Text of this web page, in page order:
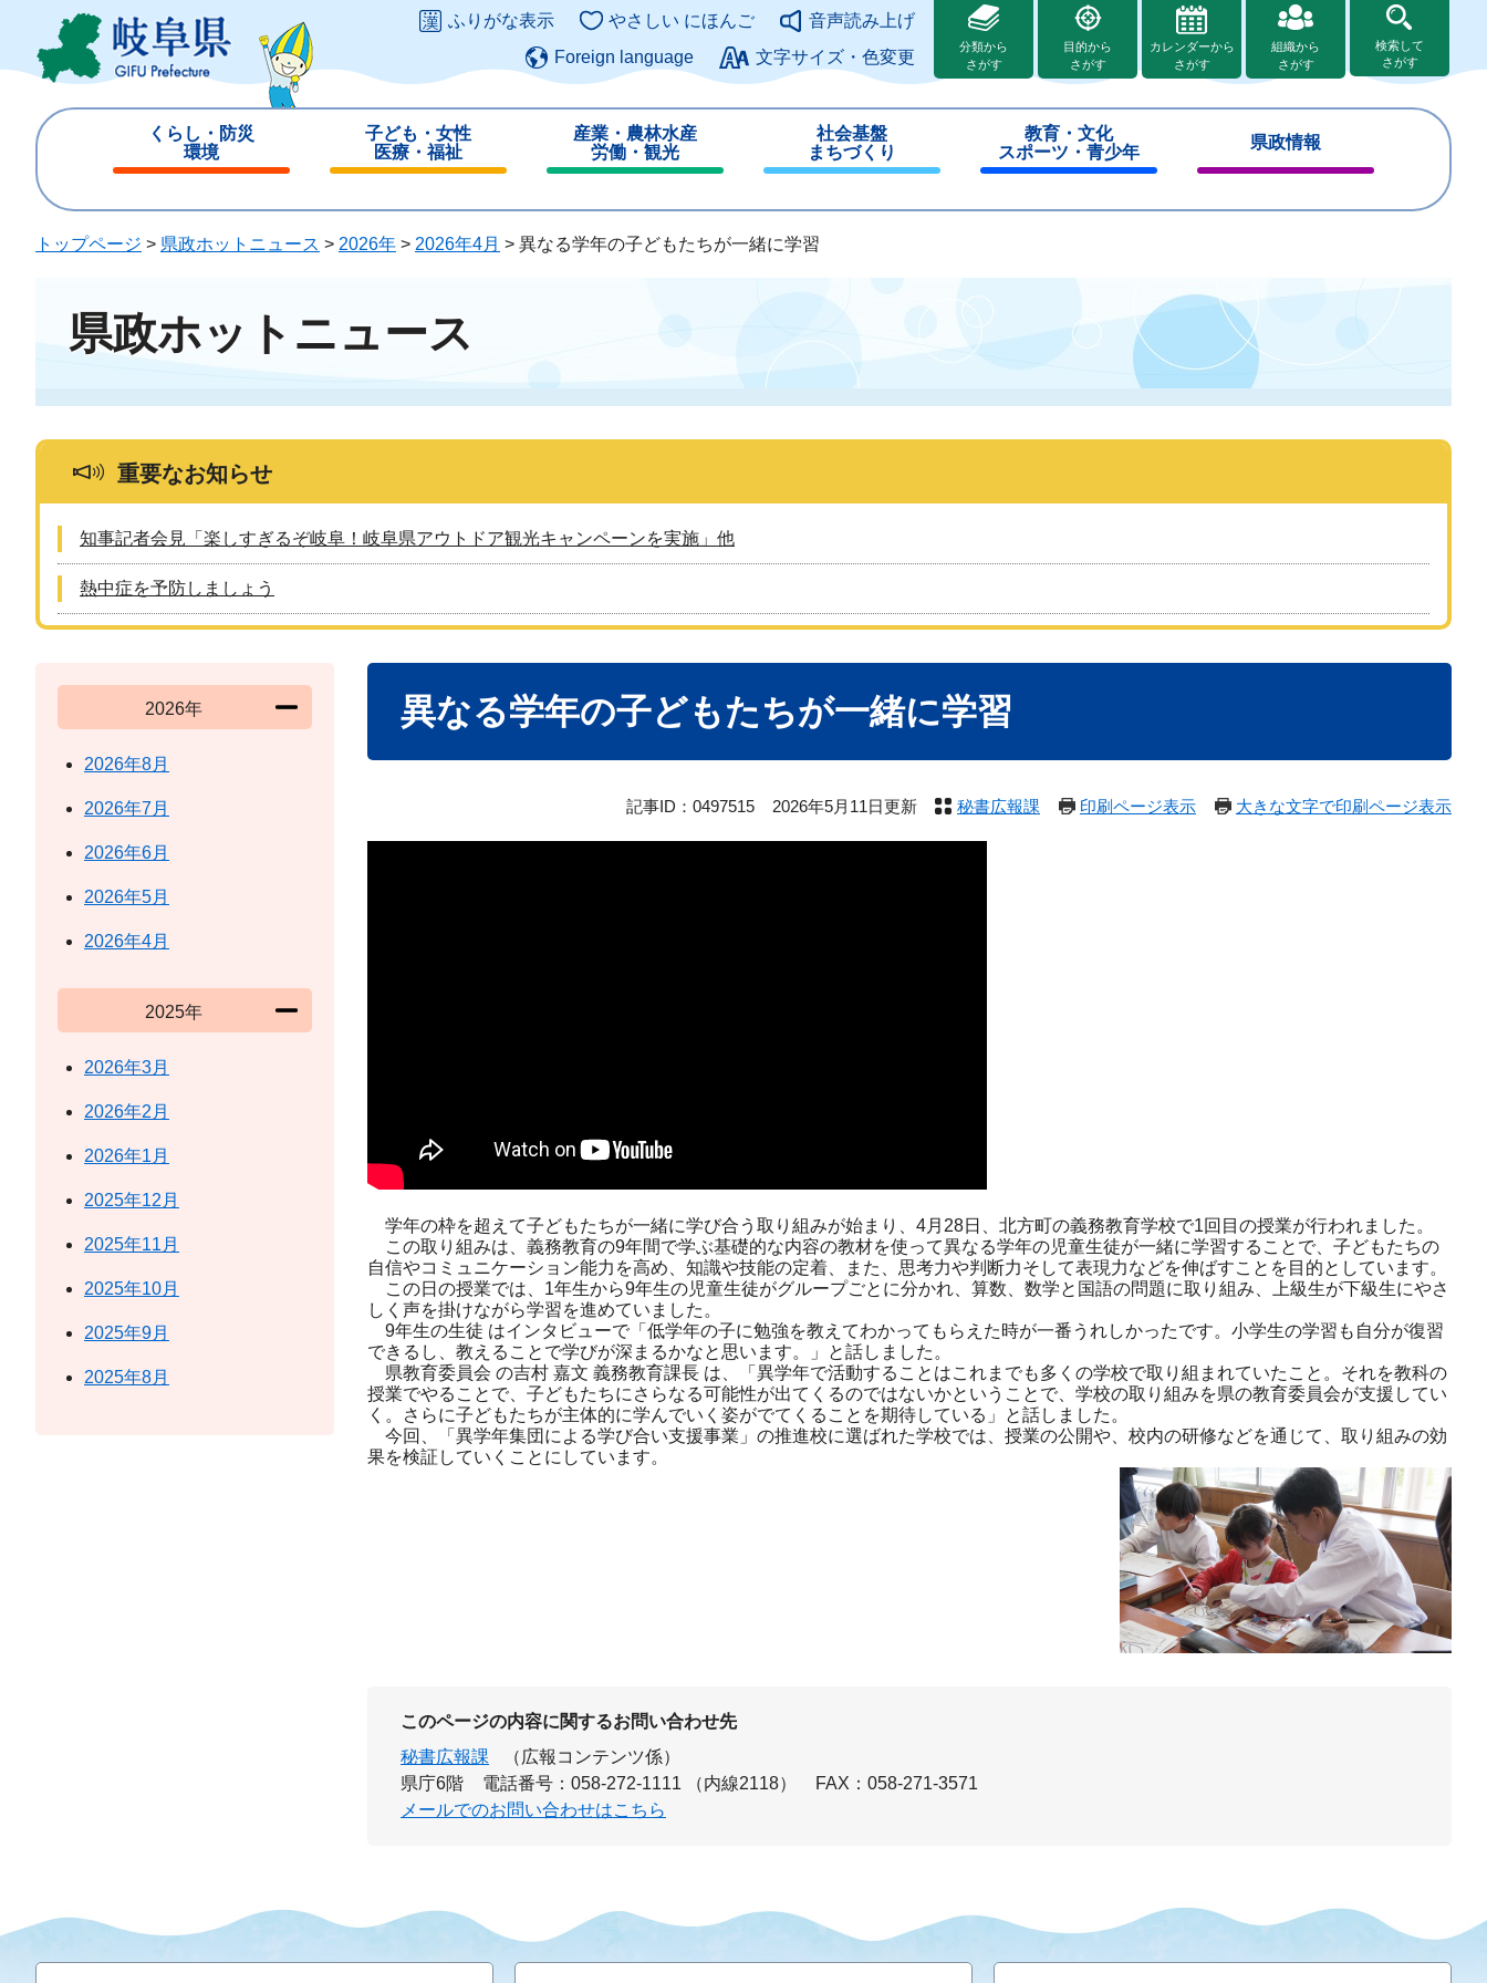
ジ
ュ
このページの本文へ
ふりがな表示 やさしい にほんご
音声読み上げ
Foreign language
文字サイズ・色変更
分類から
さがす
目的から
さがす
カレンダーから
さがす
組織から
さがす
検索して
さがす
くらし・防災
環境
じ
子ども・女性
医療・福祉
じ
る
産業・農林水産
労働・観光
じ
る
社会基盤
まちづくり
じ
る
教育・文化
スポーツ・青少年
じ
県政情報
じ
トップページ > 県政ホットニュース > 2026年 > 2026年4月 > 異なる学年の子どもたちが一緒に学習
県政ホットニュース
重要なお知らせ
知事記者会見「楽しすぎるぞ岐阜！岐阜県アウトドア観光キャンペーンを実施」他
熱中症を予防しましょう
異なる学年の子どもたちが一緒に学習
記事ID：0497515 2026年5月11日更新 秘書広報課 印刷ページ表示 大きな文字で印刷ページ表示
学年の枠を超えて子どもたちが一緒に学び合う取り組みが始まり、4月28日、北方町の義務教育学校で1回目の授業が行われました。
この取り組みは、義務教育の9年間で学ぶ基礎的な内容の教材を使って異なる学年の児童生徒が一緒に学習することで、子どもたちの
自信やコミュニケーション能力を高め、知識や技能の定着、また、思考力や判断力そして表現力などを伸ばすことを目的としています。
この日の授業では、1年生から9年生の児童生徒がグループごとに分かれ、算数、数学と国語の問題に取り組み、上級生が下級生にやさ
しく声を掛けながら学習を進めていました。
9年生の生徒 はインタビューで「低学年の子に勉強を教えてわかってもらえた時が一番うれしかったです。小学生の学習も自分が復習
できるし、教えることで学びが深まるかなと思います。」と話しました。
県教育委員会 の吉村 嘉文 義務教育課長 は、「異学年で活動することはこれまでも多くの学校で取り組まれていたこと。それを教科の
授業でやることで、子どもたちにさらなる可能性が出てくるのではないかということで、学校の取り組みを県の教育委員会が支援してい
く。さらに子どもたちが主体的に学んでいく姿がでてくることを期待している」と話しました。
今回、「異学年集団による学び合い支援事業」の推進校に選ばれた学校では、授業の公開や、校内の研修などを通じて、取り組みの効
果を検証していくことにしています。
このページの内容に関するお問い合わせ先
秘書広報課
（広報コンテンツ係）
県庁6階
電話番号：058-272-1111 （内線2118）
FAX：058-271-3571
メールでのお問い合わせはこちら
2026年
2026年8月
2026年7月
2026年6月
2026年5月
2026年4月
2025年
2026年3月
2026年2月
2026年1月
2025年12月
2025年11月
2025年10月
2025年9月
2025年8月